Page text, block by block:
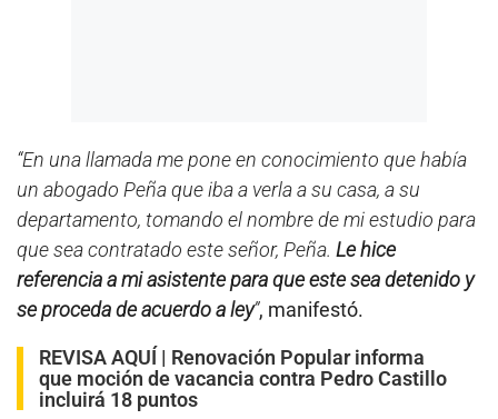
“En una llamada me pone en conocimiento que había
un abogado Peña que iba a verla a su casa, a su
departamento, tomando el nombre de mi estudio para
que sea contratado este señor, Peña. Le hice
referencia a mi asistente para que este sea detenido y
se proceda de acuerdo a ley”, manifestó.
REVISA AQUÍ | Renovación Popular informa
que moción de vacancia contra Pedro Castillo
incluirá 18 puntos